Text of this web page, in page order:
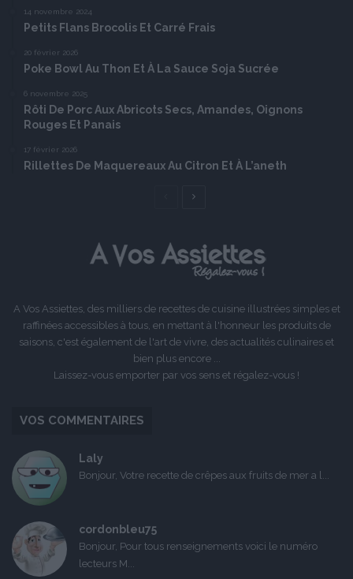
14 novembre 2024
Petits Flans Brocolis Et Carré Frais
20 février 2026
Poke Bowl Au Thon Et À La Sauce Soja Sucrée
6 novembre 2025
Rôti De Porc Aux Abricots Secs, Amandes, Oignons
Rouges Et Panais
17 février 2026
Rillettes De Maquereaux Au Citron Et À L’aneth
Page
A Vos Assiettes, des milliers de recettes de cuisine illustrées simples et
raffinées accessibles à tous, en mettant à l'honneur les produits de
saisons, c'est également de l'art de vivre, des actualités culinaires et
bien plus encore ...
Laissez-vous emporter par vos sens et régalez-vous !
VOS COMMENTAIRES
Laly
Bonjour, Votre recette de crêpes aux fruits de mer a l...
cordonbleu75
Bonjour, Pour tous renseignements voici le numéro
lecteurs M...